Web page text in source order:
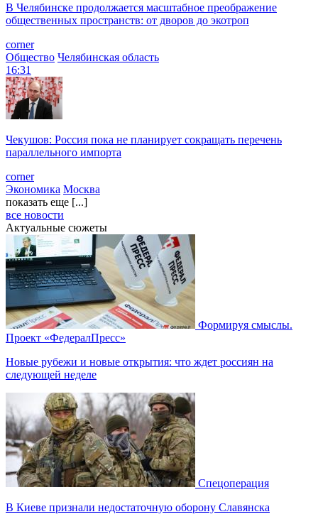
В Челябинске продолжается масштабное преображение
общественных пространств: от дворов до экотроп
corner
Общество Челябинская область
16:31
Чекушов: Россия пока не планирует сокращать перечень
параллельного импорта
corner
Экономика Москва
показать еще [...]
все новости
Актуальные сюжеты
Формируя смыслы.
Проект «ФедералПресс»
Новые рубежи и новые открытия: что ждет россиян на
следующей неделе
Спецоперация
В Киеве признали недостаточную оборону Славянска